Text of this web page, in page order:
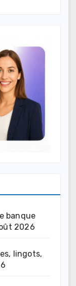
banque
2026
lingots,